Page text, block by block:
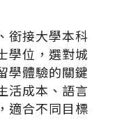
銜接大學本科
學位，選對城
學體驗的關鍵
活成本、語言
適合不同目標